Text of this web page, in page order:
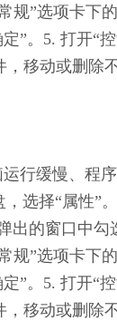
规”选项卡下
”。5. 打开“
移动或删除
行缓慢、程
选择“属性”
出的窗口中
规”选项卡下
”。5. 打开“
移动或删除